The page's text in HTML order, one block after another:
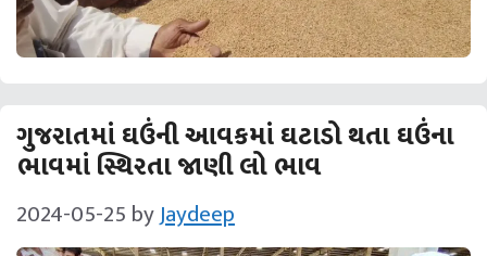
ગુજરાતમાં ઘઉંની આવકમાં ઘટાડો થતા ઘઉંના
ભાવમાં સ્થિરતા જાણી લો ભાવ
2024-05-25 byJaydeep